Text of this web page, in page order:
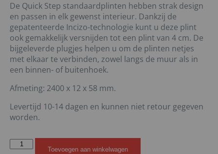
De Quick Step standaardplinten hebben strak design
en passen in elk gewenst interieur. Dankzij de
gepatenteerde Incizo-technologie kunt u deze plint
ook gemakkelijk versnijden tot een plint van 4 cm. De
bijgeleverde plugjes helpen u om de plinten netjes
met elkaar te verbinden, zowel langs de muur als in
een binnen- of buitenhoek.
Afmeting: 2400 x 12 x 58 mm.
Levertijd 10-14 dagen en kunnen niet retour gegeven
worden.
Toevoegen aan winkelwagen